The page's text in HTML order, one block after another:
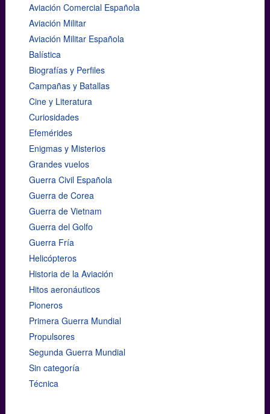
Aviación Comercial Española
Aviación Militar
Aviación Militar Española
Balística
Biografías y Perfiles
Campañas y Batallas
Cine y Literatura
Curiosidades
Efemérides
Enigmas y Misterios
Grandes vuelos
Guerra Civil Española
Guerra de Corea
Guerra de Vietnam
Guerra del Golfo
Guerra Fría
Helicópteros
Historia de la Aviación
Hitos aeronáuticos
Pioneros
Primera Guerra Mundial
Propulsores
Segunda Guerra Mundial
Sin categoría
Técnica